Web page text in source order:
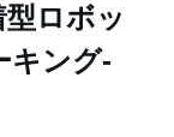
ロボッ
キング-